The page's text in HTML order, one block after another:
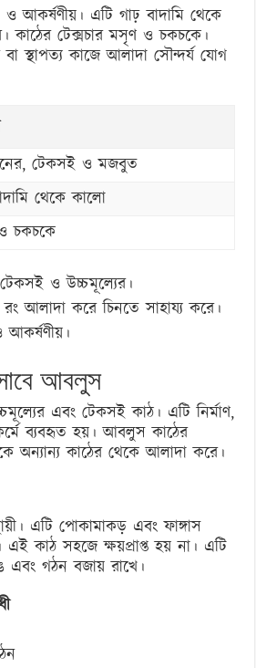
আকর্ষণীয়। এটি গাঢ় বাদামি থেকে
কাঠের টেক্সচার মসৃণ ও চকচকে।
স্থাপত্য কাজে আলাদা সৌন্দর্য যোগ
টেকসই ও মজবুত
থেকে কালো
চকচকে
ও উচ্চমূল্যের।
আলাদা করে চিনতে সাহায্য করে।
আবলুস
এবং টেকসই কাঠ। এটি নির্মাণ,
ব্যবহৃত হয়। আবলুস কাঠের
অন্যান্য কাঠের থেকে আলাদা করে।
এটি পোকামাকড় এবং ফাঙ্গাস
কাঠ সহজে ক্ষয়প্রাপ্ত হয় না। এটি
এবং গঠন বজায় রাখে।